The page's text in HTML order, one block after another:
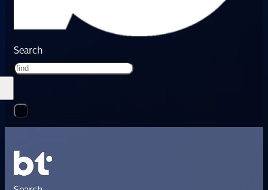
Search